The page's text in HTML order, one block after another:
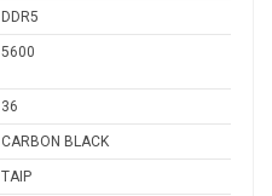
DDR5
5600
36
CARBON BLACK
TAIP